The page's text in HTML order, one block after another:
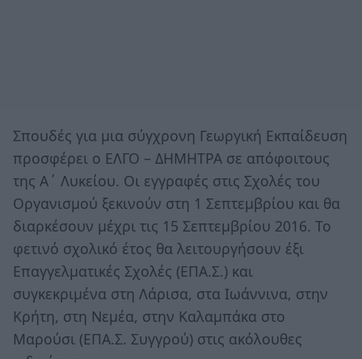
Σπουδές για μια σύγχρονη Γεωργική Εκπαίδευση
προσφέρει ο ΕΛΓΟ – ΔΗΜΗΤΡΑ σε απόφοιτους
της Α΄ Λυκείου. Οι εγγραφές στις Σχολές του
Οργανισμού ξεκινούν στη 1 Σεπτεμβρίου και θα
διαρκέσουν μέχρι τις 15 Σεπτεμβρίου 2016. Το
φετινό σχολικό έτος θα λειτουργήσουν έξι
Επαγγελματικές Σχολές (ΕΠΑ.Σ.) και
συγκεκριμένα στη Λάρισα, στα Ιωάννινα, στην
Κρήτη, στη Νεμέα, στην Καλαμπάκα στο
Μαρούσι (ΕΠΑ.Σ. Συγγρού) στις ακόλουθες